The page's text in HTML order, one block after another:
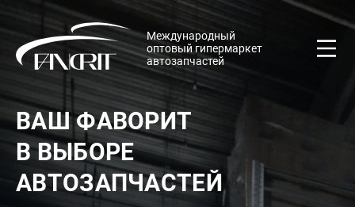
Международный
оптовый гипермаркет
автозапчастей
ВАШ ФАВОРИТ
В ВЫБОРЕ
АВТОЗАПЧАСТЕЙ